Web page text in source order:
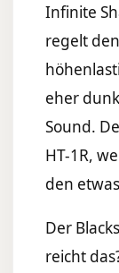
Infinite
regelt
eher
Sound.
HT-1R,
den
Der
reicht